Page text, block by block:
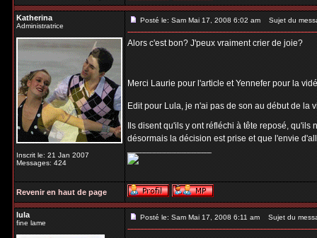
Katherina
Administratrice
Inscrit le: 21 Jan 2007
Messages: 424
Posté le: Sam Mai 17, 2008 6:02 am Sujet du
Alors c'est bon? J'peux vraiment crier de joie?
Merci Laurie pour l'article et Yennefer pour la
Edit pour Lula, je n'ai pas de son au début de la
Ils disent qu'ils y ont réfléchi à tête reposé, qu'ils
désormais la décision est prise et que l'envie
_________________
Revenir en haut de page
lula
fine lame
Posté le: Sam Mai 17, 2008 6:11 am Sujet du